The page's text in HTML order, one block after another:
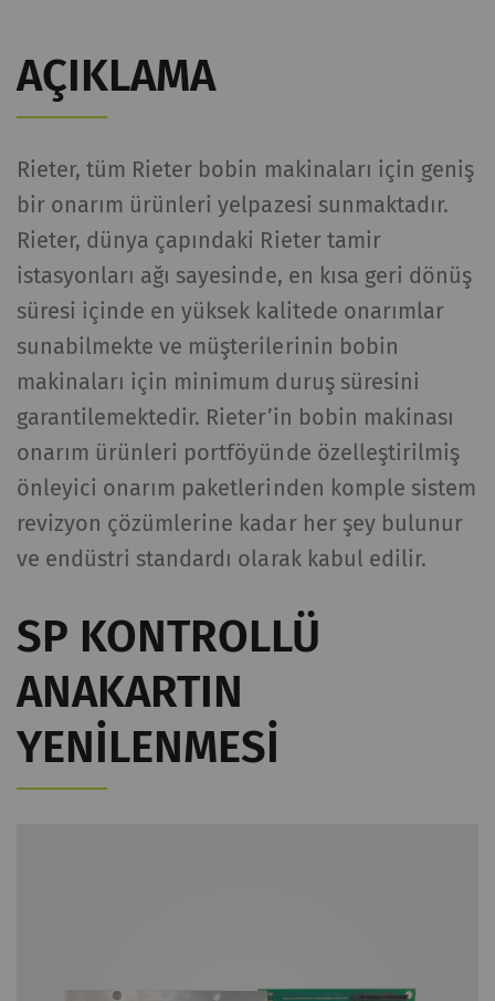
AÇIKLAMA
Rieter, tüm Rieter bobin makinaları için geniş
bir onarım ürünleri yelpazesi sunmaktadır.
Rieter, dünya çapındaki Rieter tamir
istasyonları ağı sayesinde, en kısa geri dönüş
süresi içinde en yüksek kalitede onarımlar
sunabilmekte ve müşterilerinin bobin
makinaları için minimum duruş süresini
garantilemektedir. Rieter’in bobin makinası
onarım ürünleri portföyünde özelleştirilmiş
önleyici onarım paketlerinden komple sistem
revizyon çözümlerine kadar her şey bulunur
ve endüstri standardı olarak kabul edilir.
SP KONTROLLÜ
ANAKARTIN
YENILENMESI